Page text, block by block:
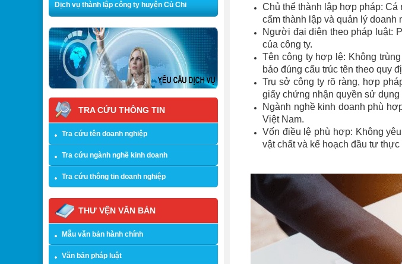
Chủ thể thành lập hợp pháp:
cấm thành lập và quản lý doanh
Người đại diện theo pháp luật:
của công ty.
Tên công ty hợp lệ: Không
bảo đúng cấu trúc tên theo quy
Trụ sở công ty rõ ràng, hợp
giấy chứng nhận quyền sử
Ngành nghề kinh doanh phù
Việt Nam.
Vốn điều lệ phù hợp: Không
vật chất và kế hoạch đầu tư thực
Dịch vụ thành lập công ty huyện Củ Chi
TRA CỨU THÔNG TIN
Tra cứu tên doanh nghiệp
Tra cứu ngành nghề kinh doanh
Tra cứu thông tin doanh nghiệp
THƯ VỆN VĂN BẢN
Mẫu văn bản hành chính
Văn bản pháp luật